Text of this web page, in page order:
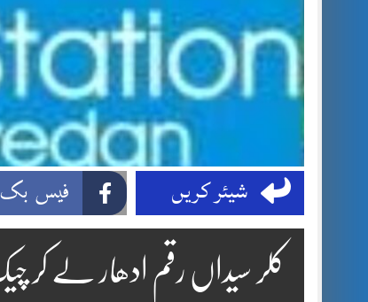
شیئر کریں فیس بک
کلر سیداں رقم ادھار لے کر